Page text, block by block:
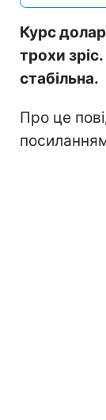
Курс
трохи
стабільна.
Про це